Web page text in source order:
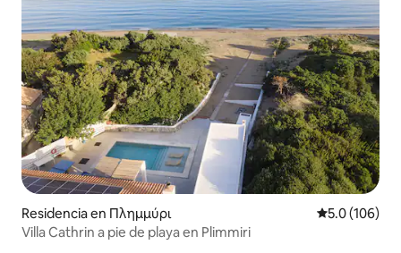
Residencia en Πλημμύρι Calificación
5.0 (106)
Villa Cathrin a pie de playa en Plimmiri